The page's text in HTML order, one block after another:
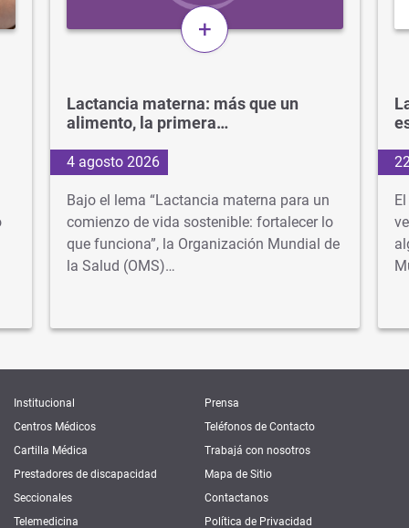
+
Lactancia materna: más que un
alimento, la primera…
4 agosto 2026
Bajo el lema “Lactancia materna para un
comienzo de vida sostenible: fortalecer lo
que funciona”, la Organización Mundial de
la Salud (OMS)…
Institucional
Centros Médicos
Cartilla Médica
Prestadores de discapacidad
Seccionales
Telemedicina
Prensa
Teléfonos de Contacto
Trabajá con nosotros
Mapa de Sitio
Contactanos
Política de Privacidad